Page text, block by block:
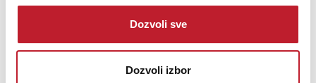
Dozvoli sve
Dozvoli izbor
ARIA STG 003 MBL - Električna gitara